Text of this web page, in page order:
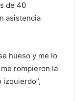
de 40
asistencia
hueso y me lo
rompieron la
izquierdo”,